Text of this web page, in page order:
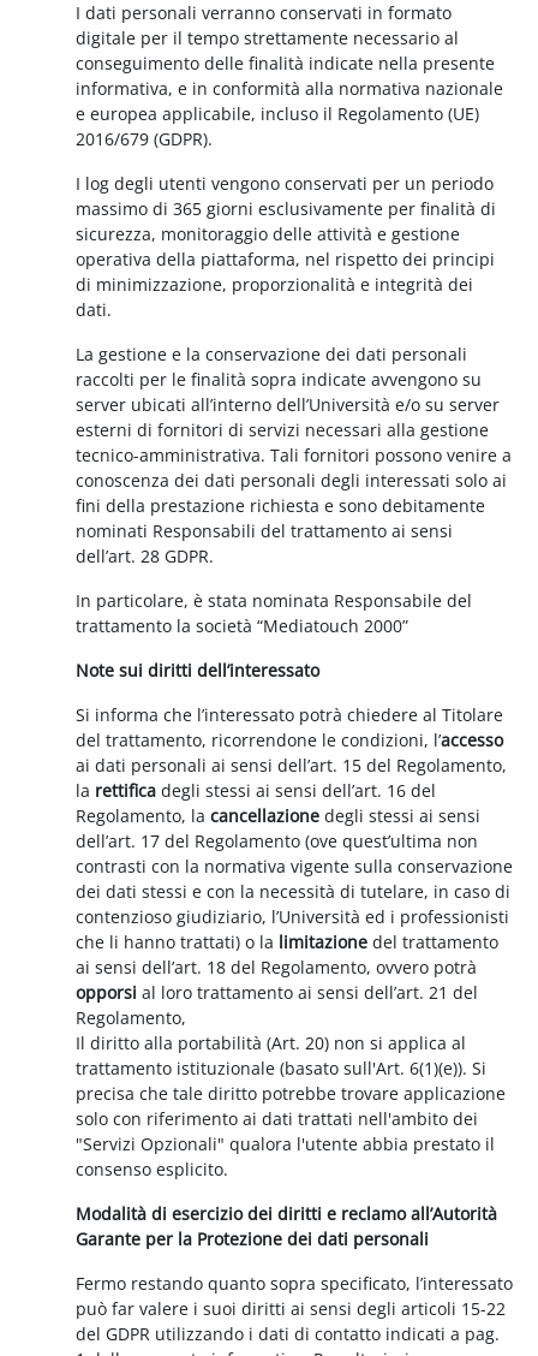
I dati personali verranno conservati in formato
digitale per il tempo strettamente necessario al
conseguimento delle finalità indicate nella presente
informativa, e in conformità alla normativa nazionale
e europea applicabile, incluso il Regolamento (UE)
2016/679 (GDPR).
I log degli utenti vengono conservati per un periodo
massimo di 365 giorni esclusivamente per finalità di
sicurezza, monitoraggio delle attività e gestione
operativa della piattaforma, nel rispetto dei principi
di minimizzazione, proporzionalità e integrità dei
dati.
La gestione e la conservazione dei dati personali
raccolti per le finalità sopra indicate avvengono su
server ubicati all’interno dell’Università e/o su server
esterni di fornitori di servizi necessari alla gestione
tecnico-amministrativa. Tali fornitori possono venire a
conoscenza dei dati personali degli interessati solo ai
fini della prestazione richiesta e sono debitamente
nominati Responsabili del trattamento ai sensi
dell’art. 28 GDPR.
In particolare, è stata nominata Responsabile del
trattamento la società “Mediatouch 2000”
Note sui diritti dell’interessato
Si informa che l’interessato potrà chiedere al Titolare
del trattamento, ricorrendone le condizioni, l’accesso
ai dati personali ai sensi dell’art. 15 del Regolamento,
la rettificadegli stessi ai sensi dell’art. 16 del
Regolamento, lacancellazione degli stessi ai sensi
dell’art. 17 del Regolamento (ove quest’ultima non
contrasti con la normativa vigente sulla conservazione
dei dati stessi e con la necessità di tutelare, in caso di
contenzioso giudiziario, l’Università ed i professionisti
che li hanno trattati) o la limitazione del trattamento
ai sensi dell’art. 18 del Regolamento, ovvero potrà
opporsi al loro trattamento ai sensi dell’art. 21 del
Regolamento,
Il diritto alla portabilità (Art. 20) non si applica al
trattamento istituzionale (basato sull'Art. 6(1)(e)). Si
precisa che tale diritto potrebbe trovare applicazione
solo con riferimento ai dati trattati nell'ambito dei
"Servizi Opzionali" qualora l'utente abbia prestato il
consenso esplicito.
Modalità di esercizio dei diritti e reclamo all’Autorità
Garante per la Protezione dei dati personali
Fermo restando quanto sopra specificato, l’interessato
può far valere i suoi diritti ai sensi degli articoli 15-22
del GDPR utilizzando i dati di contatto indicati a pag.